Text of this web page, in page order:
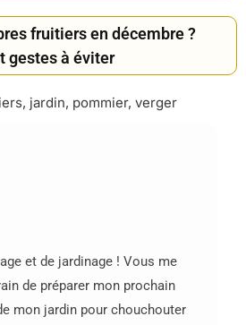
fruitiers en décembre ?
gestes à éviter
, jardin, pommier, verger
et de jardinage ! Vous me
de préparer mon prochain
mon jardin pour chouchouter